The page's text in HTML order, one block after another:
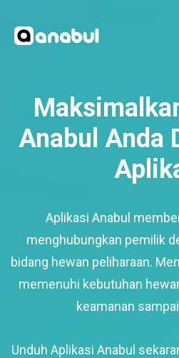
Anabul Anda
Aplikasi Anabul
menghubungkan pemilik
bidang hewan peliharaan.
memenuhi kebutuhan
keamanan
Unduh Aplikasi Anabul